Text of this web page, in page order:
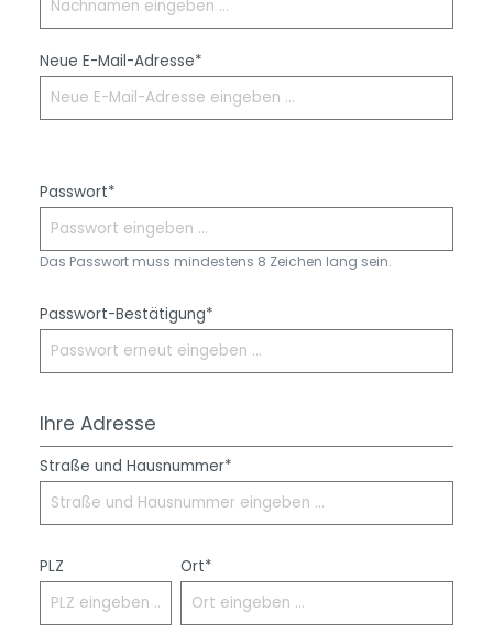
Neue E-Mail-Adresse*
Passwort*
Das Passwort muss mindestens 8 Zeichen lang sein.
Passwort-Bestätigung*
Ihre Adresse
Straße und Hausnummer*
PLZ Ort*